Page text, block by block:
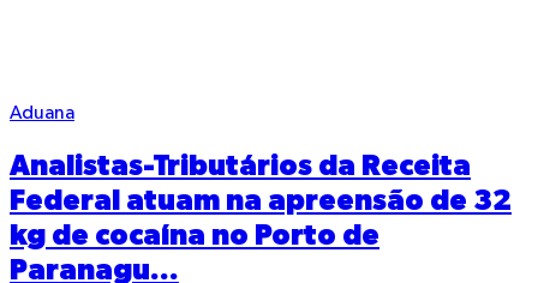
Aduana
Analistas-Tributários da Receita
Federal atuam na apreensão de 32
kg de cocaína no Porto de
Paranagu...